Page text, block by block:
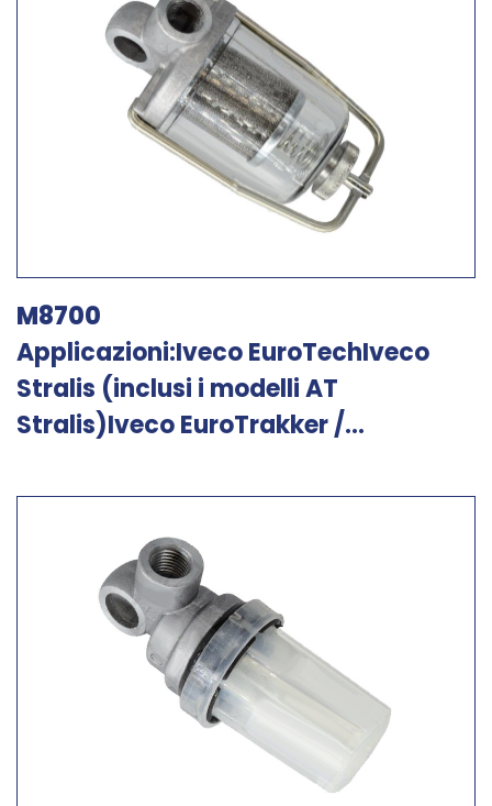
M8700
Applicazioni:Iveco EuroTechIveco
Stralis (inclusi i modelli AT
Stralis)Iveco EuroTrakker /...